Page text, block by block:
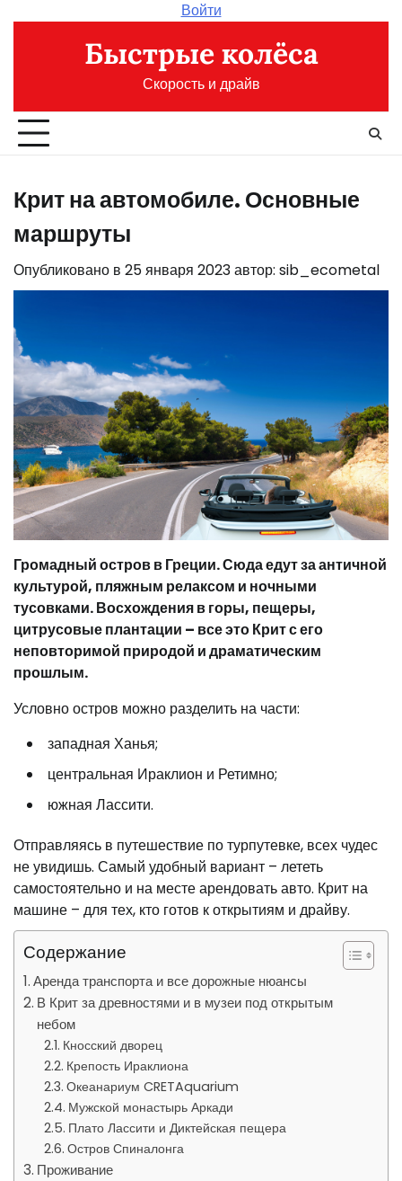
содержимому
Войти
Быстрые колёса
Скорость и драйв
Крит на автомобиле. Основные
маршруты
Опубликовано в 25 января 2023автор: sib_ecometal
Громадный остров в Греции. Сюда едут за античной
культурой, пляжным релаксом и ночными
тусовками. Восхождения в горы, пещеры,
цитрусовые плантации – все это Крит с его
неповторимой природой и драматическим
прошлым.
Условно остров можно разделить на части:
западная Ханья;
центральная Ираклион и Ретимно;
южная Лассити.
Отправляясь в путешествие по турпутевке, всех чудес
не увидишь. Самый удобный вариант – лететь
самостоятельно и на месте арендовать авто. Крит на
машине – для тех, кто готов к открытиям и драйву.
Содержание
Аренда транспорта и все дорожные нюансы
В Крит за древностями и в музеи под открытым
небом
Кносский дворец
Крепость Ираклиона
Океанариум CRETAquarium
Мужской монастырь Аркади
Плато Лассити и Диктейская пещера
Остров Спиналонга
Проживание